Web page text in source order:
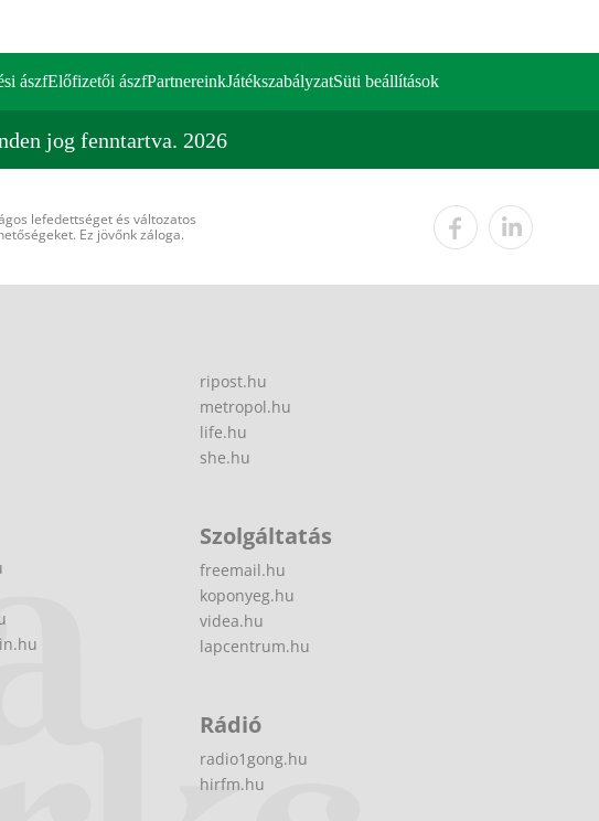
ászfElőfizetői ászfPartnereinkJátékszabályzatSüti beállítások
jog fenntartva. 2026
lefedettséget és változatos
Ez jövőnk záloga.
ripost.hu
metropol.hu
life.hu
she.hu
Szolgáltatás
freemail.hu
koponyeg.hu
videa.hu
lapcentrum.hu
Rádió
radio1gong.hu
hirfm.hu